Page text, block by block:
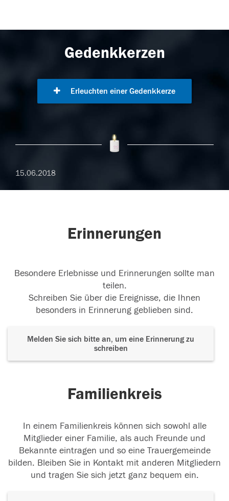
Gedenkkerzen
Erleuchten einer Gedenkkerze
15.06.2018
Erinnerungen
Besondere Erlebnisse und Erinnerungen sollte man
teilen.
Schreiben Sie über die Ereignisse, die Ihnen
besonders in Erinnerung geblieben sind.
Melden Sie sich bitte an, um eine Erinnerung zu
schreiben
Familienkreis
In einem Familienkreis können sich sowohl alle
Mitglieder einer Familie, als auch Freunde und
Bekannte eintragen und so eine Trauergemeinde
bilden. Bleiben Sie in Kontakt mit anderen Mitgliedern
und tragen Sie sich jetzt ganz bequem ein.